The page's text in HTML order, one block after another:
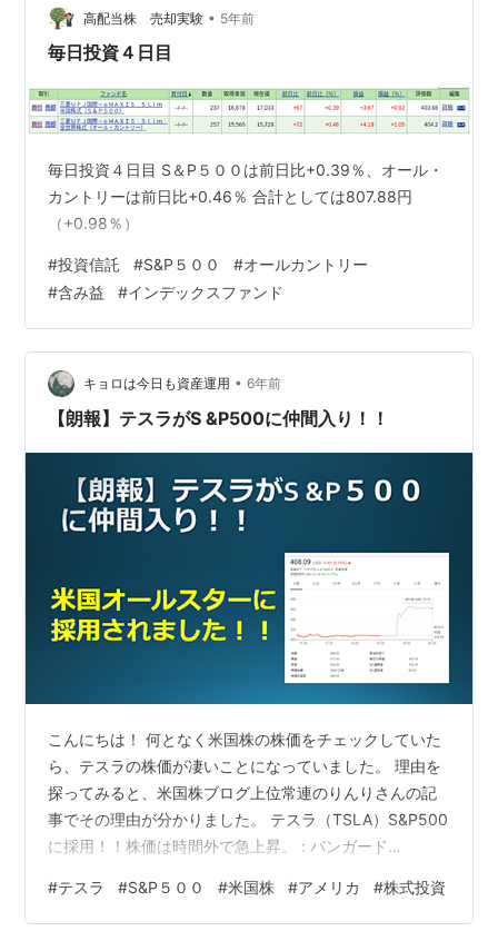
高配当株 売却実験 • 5年前
毎日投資４日目
毎日投資４日目 S＆P５００は前日比+0.39％、オール・
カントリーは前日比+0.46％ 合計としては807.88円
（+0.98％）
#投資信託 #S&P５００ #オールカントリー
#含み益 #インデックスファンド
キョロは今日も資産運用 • 6年前
【朗報】テスラがS &P500に仲間入り！！
こんにちは！ 何となく米国株の株価をチェックしていた
ら、テスラの株価が凄いことになっていました。 理由を
探ってみると、米国株ブログ上位常連のりんりさんの記
事でその理由が分かりました。 テスラ（TSLA）S&P500
に採用！！株価は時間外で急上昇。 : バンガード
ら、テスラがS&P５００に採用されるようです。 この記
事を見て、「え！今までは入ってなかったの！？」と思
#テスラ #S&P５００ #米国株 #アメリカ #株式投資